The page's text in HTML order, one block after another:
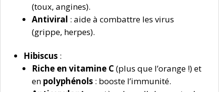
(toux, angines).
Antiviral : aide à combattre les virus
(grippe, herpes).
Hibiscus :
Riche en vitamine C(plus que l’orange !) et
en polyphénols : booste l’immunité.